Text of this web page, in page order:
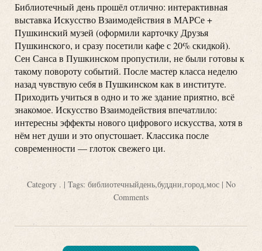
Библиотечный день прошёл отлично: интерактивная
выставка Искусство Взаимодействия в МАРСе +
Пушкинский музей (оформили карточку Друзья
Пушкинского, и сразу посетили кафе с 20% скидкой).
Сен Санса в Пушкинском пропустили, не были готовы к
такому повороту событий. После мастер класса неделю
назад чувствую себя в Пушкинском как в институте.
Приходить учиться в одно и то же здание приятно, всё
знакомое. Искусство Взаимодействия впечатлило:
интересны эффекты нового цифрового искусства, хотя в
нём нет души и это опустошает. Классика после
современности — глоток свежего ци.
Category . | Tags: библиотечныйдень,буддни,город,мос| No
Comments